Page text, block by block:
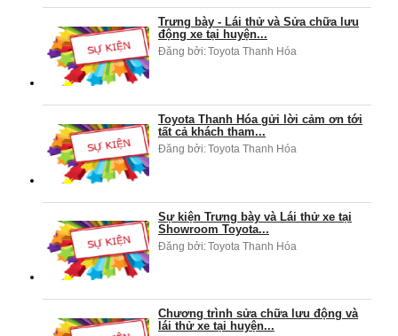
Trưng bày - Lái thử và Sửa chữa lưu
động xe tại huyện...
Đăng bởi:Toyota Thanh Hóa
Toyota Thanh Hóa gửi lời cảm ơn tới
tất cả khách tham...
Đăng bởi:Toyota Thanh Hóa
Sự kiện Trưng bày và Lái thử xe tại
Showroom Toyota...
Đăng bởi:Toyota Thanh Hóa
Chương trình sửa chữa lưu động và
lái thử xe tại huyện...